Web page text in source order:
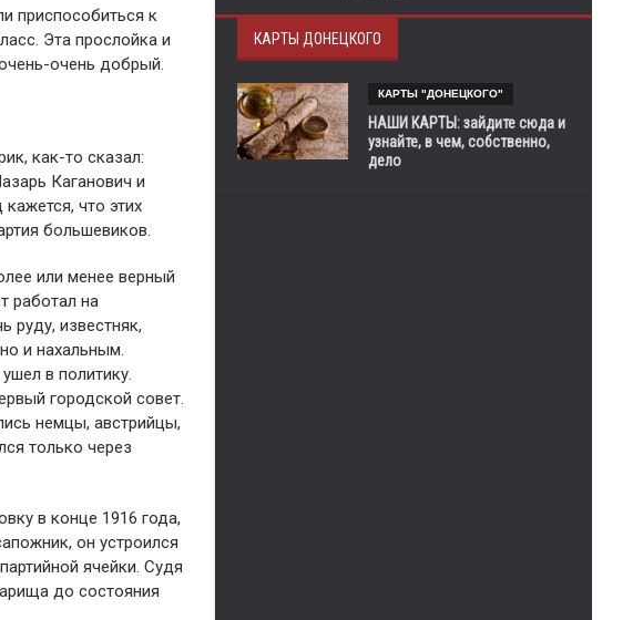
приспособиться к
Эта прослойка и
очень добрый.
как-то сказал:
Каганович и
что этих
большевиков.
или менее верный
работал на
руду, известняк,
и нахальным.
в политику.
городской совет.
немцы, австрийцы,
только через
в конце 1916 года,
он устроился
ячейки. Судя
до состояния
КАРТЫ ДОНЕЦКОГО
КАРТЫ "ДОНЕЦКОГО"
НАШИ КАРТЫ: зайдите сюда и
узнайте, в чем, собственно,
дело